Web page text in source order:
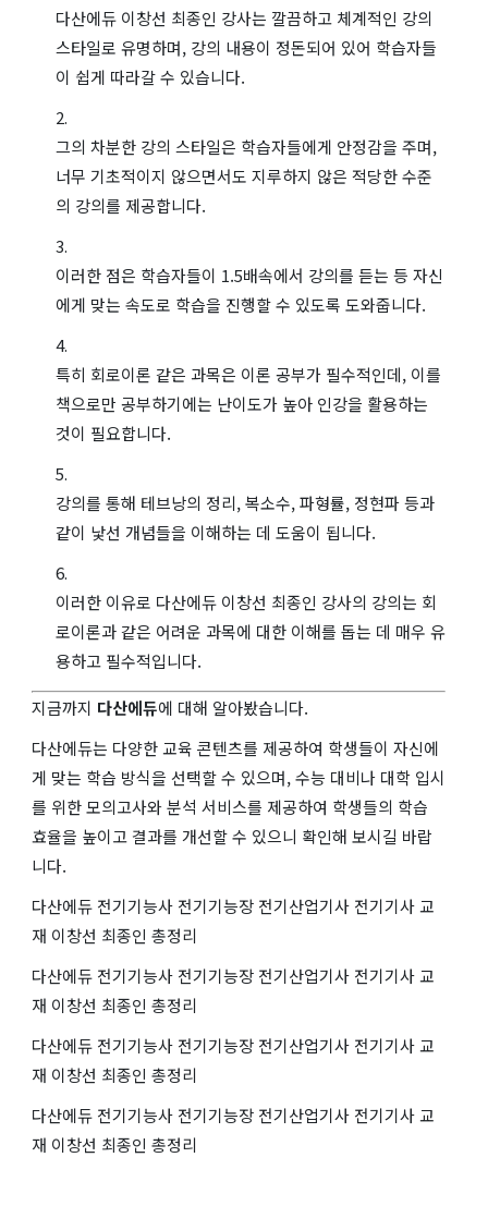
다산에듀 이창선 최종인 강사는 깔끔하고 체계적인 강의
스타일로 유명하며, 강의 내용이 정돈되어 있어 학습자들
이 쉽게 따라갈 수 있습니다.
그의 차분한 강의 스타일은 학습자들에게 안정감을 주며,
너무 기초적이지 않으면서도 지루하지 않은 적당한 수준
의 강의를 제공합니다.
이러한 점은 학습자들이 1.5배속에서 강의를 듣는 등 자신
에게 맞는 속도로 학습을 진행할 수 있도록 도와줍니다.
특히 회로이론 같은 과목은 이론 공부가 필수적인데, 이를
책으로만 공부하기에는 난이도가 높아 인강을 활용하는
것이 필요합니다.
강의를 통해 테브낭의 정리, 복소수, 파형률, 정현파 등과
같이 낯선 개념들을 이해하는 데 도움이 됩니다.
이러한 이유로 다산에듀 이창선 최종인 강사의 강의는 회
로이론과 같은 어려운 과목에 대한 이해를 돕는 데 매우 유
용하고 필수적입니다.
지금까지 다산에듀에 대해 알아봤습니다.
다산에듀는 다양한 교육 콘텐츠를 제공하여 학생들이 자신에
게 맞는 학습 방식을 선택할 수 있으며, 수능 대비나 대학 입시
를 위한 모의고사와 분석 서비스를 제공하여 학생들의 학습
효율을 높이고 결과를 개선할 수 있으니 확인해 보시길 바랍
니다.
다산에듀 전기기능사 전기기능장 전기산업기사 전기기사 교
재 이창선 최종인 총정리
다산에듀 전기기능사 전기기능장 전기산업기사 전기기사 교
재 이창선 최종인 총정리
다산에듀 전기기능사 전기기능장 전기산업기사 전기기사 교
재 이창선 최종인 총정리
다산에듀 전기기능사 전기기능장 전기산업기사 전기기사 교
재 이창선 최종인 총정리